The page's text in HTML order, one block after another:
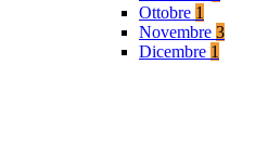
Ottobre 1
Novembre 3
Dicembre 1